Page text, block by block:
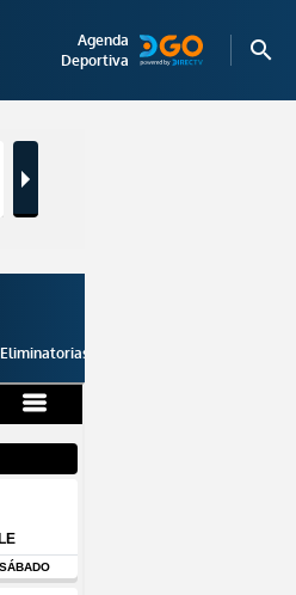
Agenda
Deportiva
search
Eliminatorias 2026